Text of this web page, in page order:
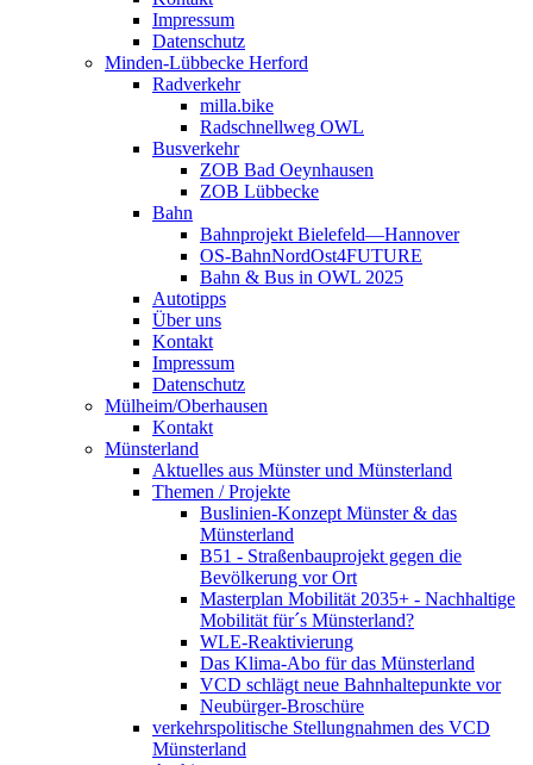
Impressum
Datenschutz
Minden-Lübbecke Herford
Radverkehr
milla.bike
Radschnellweg OWL
Busverkehr
ZOB Bad Oeynhausen
ZOB Lübbecke
Bahn
Bahnprojekt Bielefeld—Hannover
OS-BahnNordOst4FUTURE
Bahn & Bus in OWL 2025
Autotipps
Über uns
Kontakt
Impressum
Datenschutz
Mülheim/Oberhausen
Kontakt
Münsterland
Aktuelles aus Münster und Münsterland
Themen / Projekte
Buslinien-Konzept Münster & das
Münsterland
B51 - Straßenbauprojekt gegen die
Bevölkerung vor Ort
Masterplan Mobilität 2035+ - Nachhaltige
Mobilität für´s Münsterland?
WLE-Reaktivierung
Das Klima-Abo für das Münsterland
VCD schlägt neue Bahnhaltepunkte vor
Neubürger-Broschüre
verkehrspolitische Stellungnahmen des VCD
Münsterland